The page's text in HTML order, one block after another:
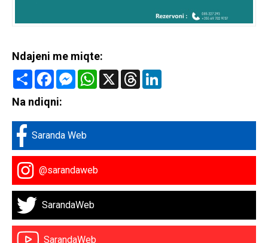
Ndajeni me miqte:
Share FacebookMessenger
WhatsApp
X Threads
Na ndiqni:
Saranda Web
@sarandaweb
SarandaWeb
SarandaWeb